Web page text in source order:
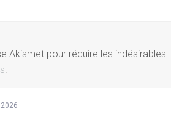
Akismet pour réduire les indésirables.
.